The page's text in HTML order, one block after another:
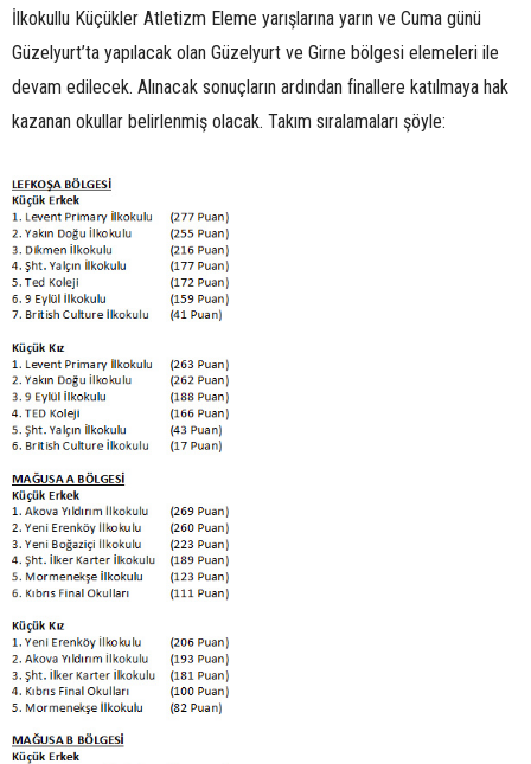
İlkokullu Küçükler Atletizm Eleme yarışlarına yarın ve Cuma günü
Güzelyurt’ta yapılacak olan Güzelyurt ve Girne bölgesi elemeleri ile
devam edilecek. Alınacak sonuçların ardından finallere katılmaya hak
kazanan okullar belirlenmiş olacak. Takım sıralamaları şöyle: